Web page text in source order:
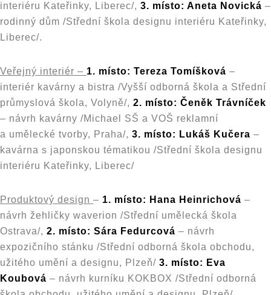
interiéru Kateřinky, Liberec/, 3. místo: Aneta Novická –
rodinný dům /Střední škola designu interiéru Kateřinky,
Liberec/.
Veřejný interiér – 1. místo: Tereza Tomíšková –
interiér kavárny a bistra /Vyšší odborná škola a Střední
průmyslová škola, Volyně/, 2. místo: Čeněk Trávníček
– návrh kavárny /Michael SŠ a VOŠ reklamní
a umělecké tvorby, Praha/, 3. místo: Lukáš Kučera –
kavárna s japonskou tématikou /Střední škola designu
interiéru Kateřinky, Liberec/
Produktový design – 1. místo: Hana Heinrichová –
návrh žehličky waverion /Střední umělecká škola
Ostrava/, 2. místo: Sára Fedurcová – návrh
expozičního stánku /Střední odborná škola obchodu,
užitého umění a designu, Plzeň/ 3. místo: Eva
Koubová – návrh kurníku KOKBOX /Střední odborná